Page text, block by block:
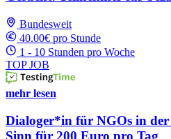
Bundesweit
40.00€ pro Stunde
1 - 10 Stunden pro Woche
TOP JOB
mehr lesen
Dialoger*in für NGOs in
Sinn für 200 Euro pro Tag